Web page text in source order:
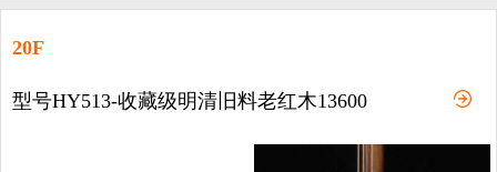
20F
型号HY513-收藏级明清旧料老红木13600